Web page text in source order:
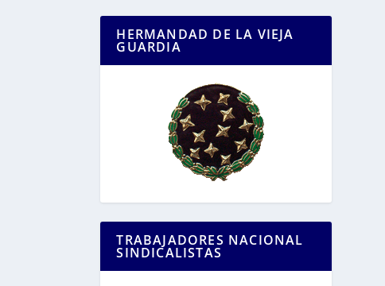
HERMANDAD DE LA VIEJA
GUARDIA
TRABAJADORES NACIONAL
SINDICALISTAS